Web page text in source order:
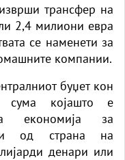
трансфер на
2,4 милиони евра
се наменети за
компании.
буџет кон
сума којашто е
економија за
од страна на
денари или